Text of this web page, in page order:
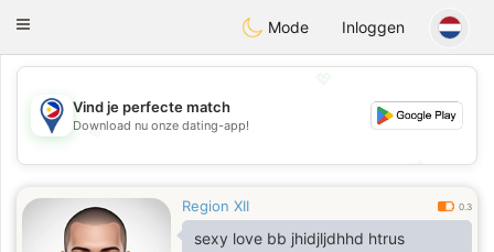
PhilippinesChat
Toggle
Mode Inloggen
💖
💕
Vind je perfecte match
Download nu onze dating-app!
Region XII 0.3
sexy love bb jhidjljdhhd htrus